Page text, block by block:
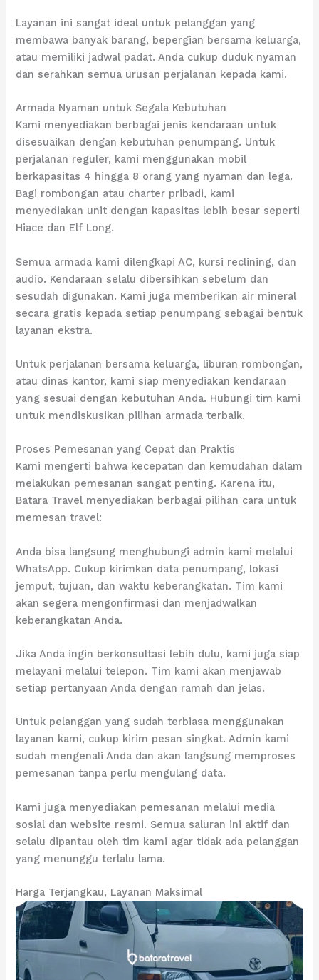
Layanan ini sangat ideal untuk pelanggan yang
membawa banyak barang, bepergian bersama keluarga,
atau memiliki jadwal padat. Anda cukup duduk nyaman
dan serahkan semua urusan perjalanan kepada kami.
Armada Nyaman untuk Segala Kebutuhan
Kami menyediakan berbagai jenis kendaraan untuk
disesuaikan dengan kebutuhan penumpang. Untuk
perjalanan reguler, kami menggunakan mobil
berkapasitas 4 hingga 8 orang yang nyaman dan lega.
Bagi rombongan atau charter pribadi, kami
menyediakan unit dengan kapasitas lebih besar seperti
Hiace dan Elf Long.
Semua armada kami dilengkapi AC, kursi reclining, dan
audio. Kendaraan selalu dibersihkan sebelum dan
sesudah digunakan. Kami juga memberikan air mineral
secara gratis kepada setiap penumpang sebagai bentuk
layanan ekstra.
Untuk perjalanan bersama keluarga, liburan rombongan,
atau dinas kantor, kami siap menyediakan kendaraan
yang sesuai dengan kebutuhan Anda. Hubungi tim kami
untuk mendiskusikan pilihan armada terbaik.
Proses Pemesanan yang Cepat dan Praktis
Kami mengerti bahwa kecepatan dan kemudahan dalam
melakukan pemesanan sangat penting. Karena itu,
Batara Travel menyediakan berbagai pilihan cara untuk
memesan travel:
Anda bisa langsung menghubungi admin kami melalui
WhatsApp. Cukup kirimkan data penumpang, lokasi
jemput, tujuan, dan waktu keberangkatan. Tim kami
akan segera mengonfirmasi dan menjadwalkan
keberangkatan Anda.
Jika Anda ingin berkonsultasi lebih dulu, kami juga siap
melayani melalui telepon. Tim kami akan menjawab
setiap pertanyaan Anda dengan ramah dan jelas.
Untuk pelanggan yang sudah terbiasa menggunakan
layanan kami, cukup kirim pesan singkat. Admin kami
sudah mengenali Anda dan akan langsung memproses
pemesanan tanpa perlu mengulang data.
Kami juga menyediakan pemesanan melalui media
sosial dan website resmi. Semua saluran ini aktif dan
selalu dipantau oleh tim kami agar tidak ada pelanggan
yang menunggu terlalu lama.
Harga Terjangkau, Layanan Maksimal